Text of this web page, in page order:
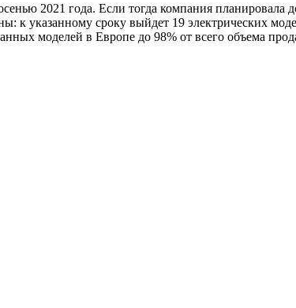
2021 года. Если тогда компания планировала
к указанному сроку выйдет 19 электрических
моделей в Европе до 98% от всего объема